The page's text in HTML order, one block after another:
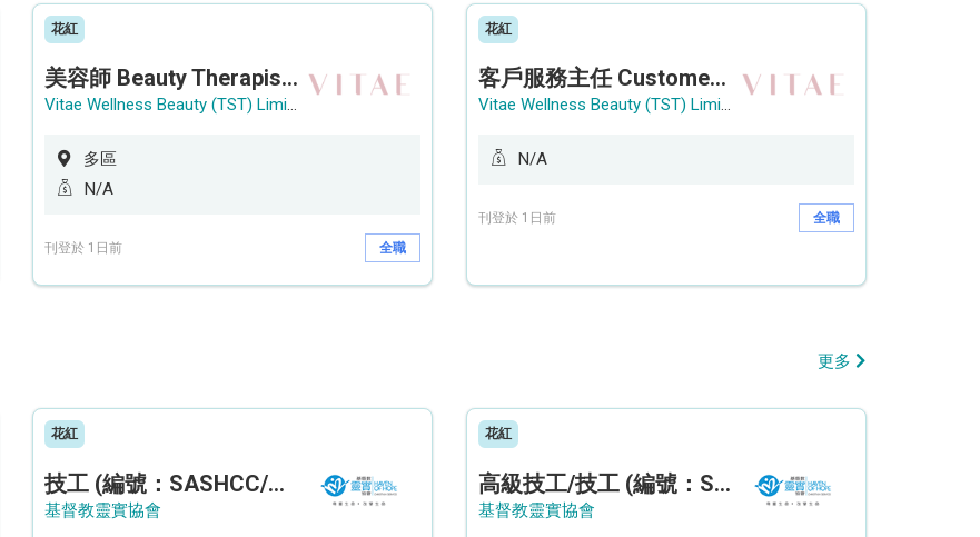
花紅
美容師 Beauty Therapist (銅鑼灣 / 尖沙咀)
Vitae Wellness Beauty (TST) Limited
多區
N/A
刊登於 1日前 全職
花紅
客戶服務主任 Customer Service Officer (銅鑼灣)
Vitae Wellness Beauty (TST) Limited
N/A
刊登於 1日前 全職
更多
花紅
技工 (編號：SASHCC/A/CTE)
基督教靈實協會
花紅
高級技工/技工 (編號：SSO/FM/A/CTE)
基督教靈實協會